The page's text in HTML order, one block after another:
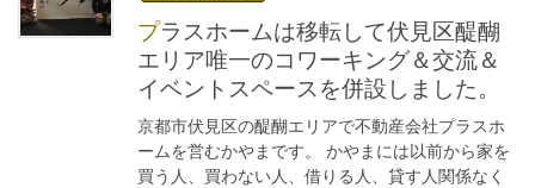
プラスホームは移転して伏見区醍醐
エリア唯一のコワーキング＆交流＆
イベントスペースを併設しました。
京都市伏見区の醍醐エリアで不動産会社プラスホ
ームを営むかやまです。 かやまには以前から家を
買う人、買わない人、借りる人、貸す人関係なく